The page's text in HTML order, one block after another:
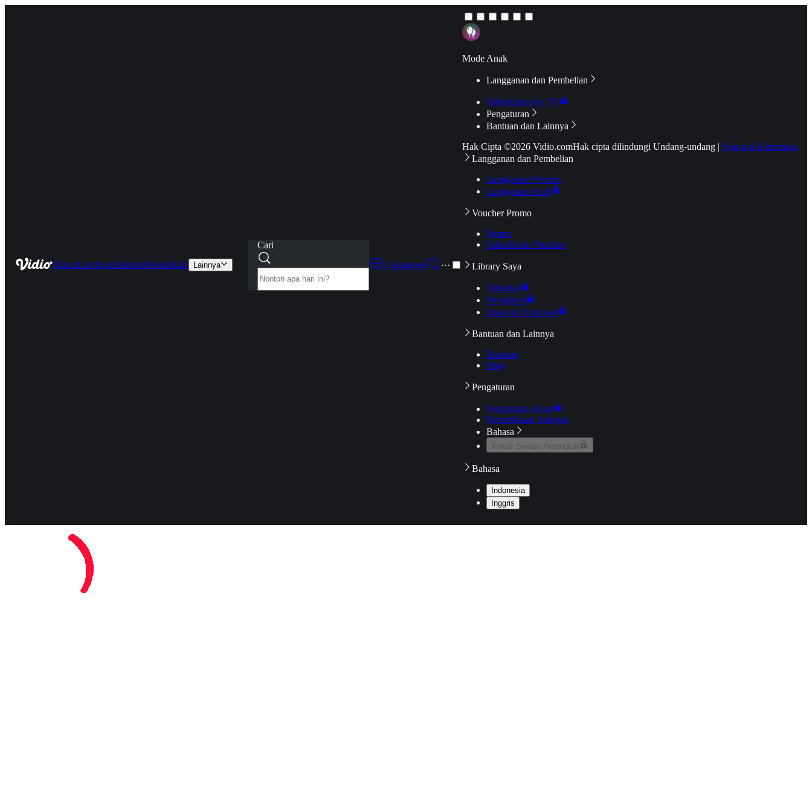
HomeLiveSportsSeriesMoviesKids Lainnya
Cari
Langganan
···
Mode Anak
Langganan dan Pembelian
Hubungkan ke TV
Pengaturan
Bantuan dan Lainnya
Hak Cipta ©2026 Vidio.comHak cipta dilindungi Undang-undang | Syarat & Ketentuan
Langganan dan Pembelian
Langganan Premier
Langganan Aktif
Voucher Promo
Promo
Pakai Kode Voucher
Library Saya
Daftarku
Mengikuti
Riwayat Tontonan
Bantuan dan Lainnya
Bantuan
Blog
Pengaturan
Pengaturan Akun
Pemeriksaan Jaringan
Bahasa
Keluar Semua Perangkat
Bahasa
Indonesia
Inggris